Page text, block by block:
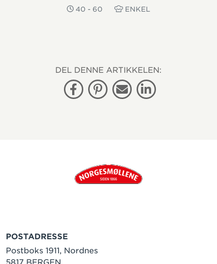
40 - 60 ENKEL
DEL DENNE ARTIKKELEN:
FacebookPinterestE-postLinkedin
POSTADRESSE
Postboks 1911, Nordnes
5817 BERGEN